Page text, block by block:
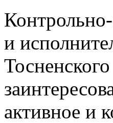
Контрольно-
и
активное и